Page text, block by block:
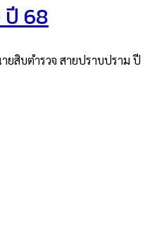
ปี 68
ยสิบตำรวจ สายปราบปราม ปี